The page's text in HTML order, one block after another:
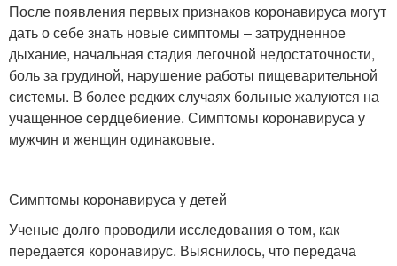
После появления первых признаков коронавируса могут
дать о себе знать новые симптомы – затрудненное
дыхание, начальная стадия легочной недостаточности,
боль за грудиной, нарушение работы пищеварительной
системы. В более редких случаях больные жалуются на
учащенное сердцебиение. Симптомы коронавируса у
мужчин и женщин одинаковые.
Симптомы коронавируса у детей
Ученые долго проводили исследования о том, как
передается коронавирус. Выяснилось, что передача